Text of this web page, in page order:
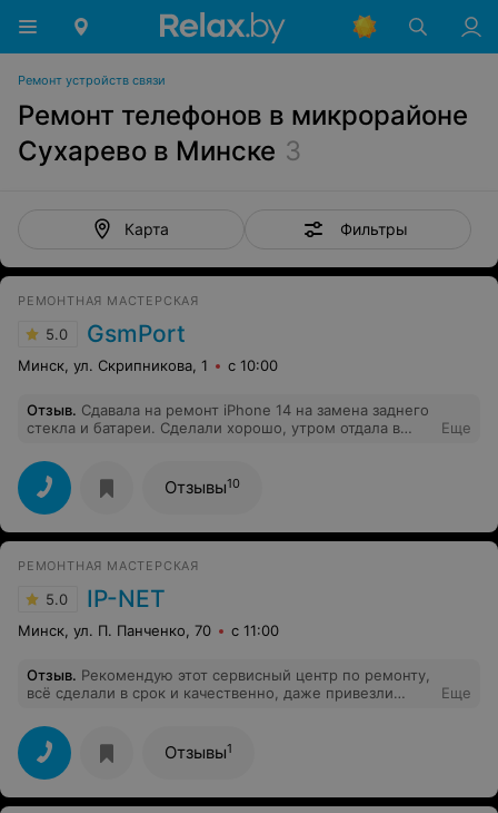
Ремонт устройств связи
Ремонт телефонов в микрорайоне
Сухарево в Минске 3
Карта Фильтры
РЕМОНТНАЯ МАСТЕРСКАЯ
5.0 GsmPort
Минск, ул. Скрипникова, 1 с 10:00
Отзыв. Сдавала на ремонт iPhone 14 на замена заднего
стекла и батареи. Сделали хорошо, утром отдала в
Еще
Отзывы10
РЕМОНТНАЯ МАСТЕРСКАЯ
5.0 IP-NET
Минск, ул. П. Панченко, 70 с 11:00
Отзыв. Рекомендую этот сервисный центр по ремонту,
всё сделали в срок и качественно, даже привезли
Еще
Отзывы1